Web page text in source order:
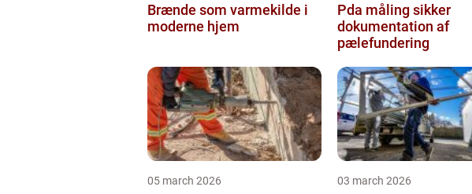
Brænde som varmekilde i
moderne hjem
Pda måling sikker
dokumentation af
pælefundering
05 march 2026 03 march 2026